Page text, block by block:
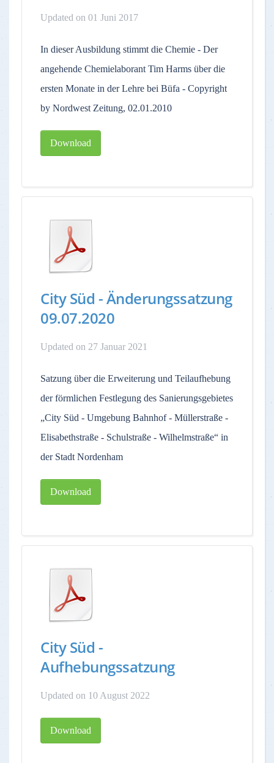
Updated on 01 Juni 2017
In dieser Ausbildung stimmt die Chemie - Der
angehende Chemielaborant Tim Harms über die
ersten Monate in der Lehre bei Büfa - Copyright
by Nordwest Zeitung, 02.01.2010
Download
City Süd - Änderungssatzung
09.07.2020
Updated on 27 Januar 2021
Satzung über die Erweiterung und Teilaufhebung
der förmlichen Festlegung des Sanierungsgebietes
„City Süd - Umgebung Bahnhof - Müllerstraße -
Elisabethstraße - Schulstraße - Wilhelmstraße“ in
der Stadt Nordenham
Download
City Süd -
Aufhebungssatzung
Updated on 10 August 2022
Download